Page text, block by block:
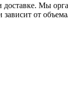
Мы
от